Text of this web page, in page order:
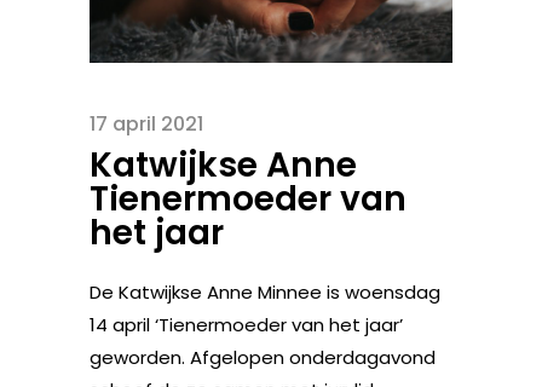
17 april 2021
Katwijkse Anne
Tienermoeder van
het jaar
De Katwijkse Anne Minnee is woensdag
14 april ‘Tienermoeder van het jaar’
geworden. Afgelopen onderdagavond